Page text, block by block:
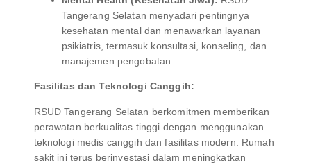
Tangerang Selatan menyadari pentingnya
kesehatan mental dan menawarkan layanan
psikiatris, termasuk konsultasi, konseling, dan
manajemen pengobatan.
Fasilitas dan Teknologi Canggih:
RSUD Tangerang Selatan berkomitmen memberikan
perawatan berkualitas tinggi dengan menggunakan
teknologi medis canggih dan fasilitas modern. Rumah
sakit ini terus berinvestasi dalam meningkatkan